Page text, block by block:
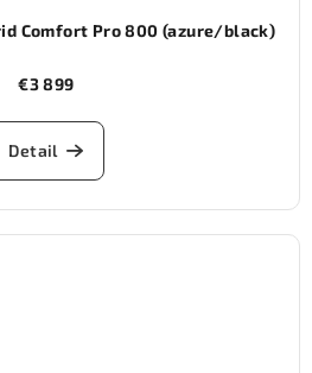
Comfort Pro 800 (azure/black)
€3 899
Detail